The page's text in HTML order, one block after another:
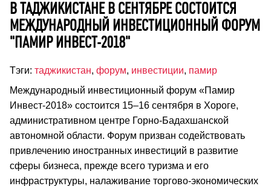
В ТАДЖИКИСТАНЕ В СЕНТЯБРЕ СОСТОИТСЯ
МЕЖДУНАРОДНЫЙ ИНВЕСТИЦИОННЫЙ ФОРУМ
"ПАМИР ИНВЕСТ-2018"
Тэги: таджикистан, форум, инвестиции, памир
Международный инвестиционный форум «Памир
Инвест-2018» состоится 15–16 сентября в Хороге,
административном центре Горно-Бадахшанской
автономной области. Форум призван содействовать
привлечению иностранных инвестиций в развитие
сферы бизнеса, прежде всего туризма и его
инфраструктуры, налаживание торгово-экономических